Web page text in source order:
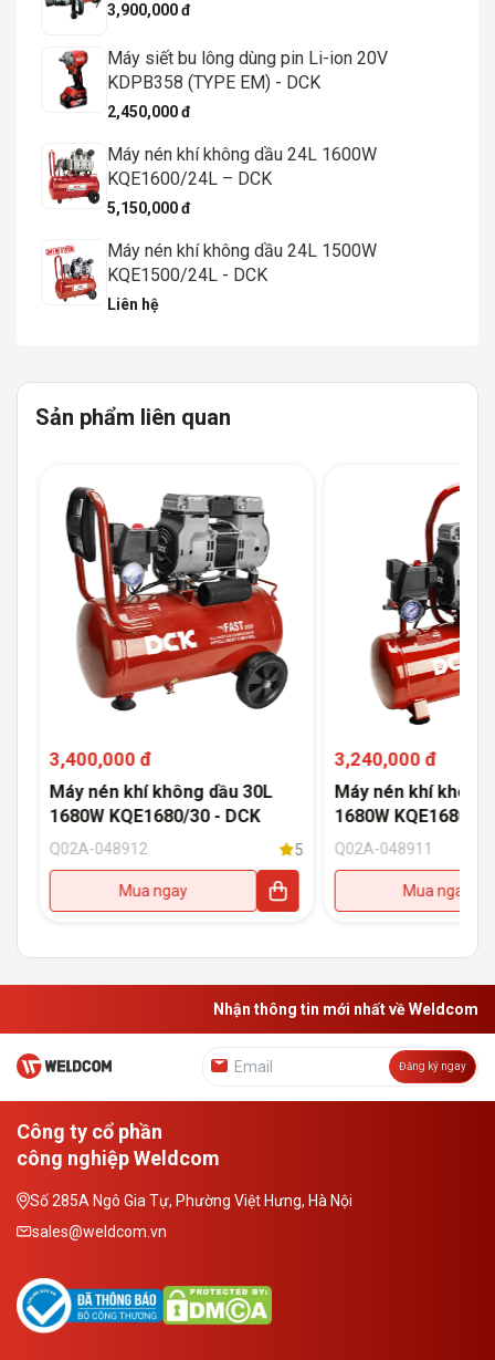
3,900,000 đ
Máy siết bu lông dùng pin Li-ion 20V
KDPB358 (TYPE EM) - DCK
2,450,000 đ
Máy nén khí không dầu 24L 1600W
KQE1600/24L – DCK
5,150,000 đ
Máy nén khí không dầu 24L 1500W
KQE1500/24L - DCK
Liên hệ
Sản phẩm liên quan
3,400,000 đ
Máy nén khí không dầu 30L
1680W KQE1680/30 - DCK
Q02A-048912 5
Mua ngay
3,240,000 đ
Máy nén khí không
1680W KQE1680/
Q02A-048911
Mua ngay
Nhận thông tin mới nhất về Weldcom
Đăng ký ngay
Công ty cổ phần
công nghiệp Weldcom
Số 285A Ngô Gia Tự, Phường Việt Hưng, Hà Nội
sales@weldcom.vn